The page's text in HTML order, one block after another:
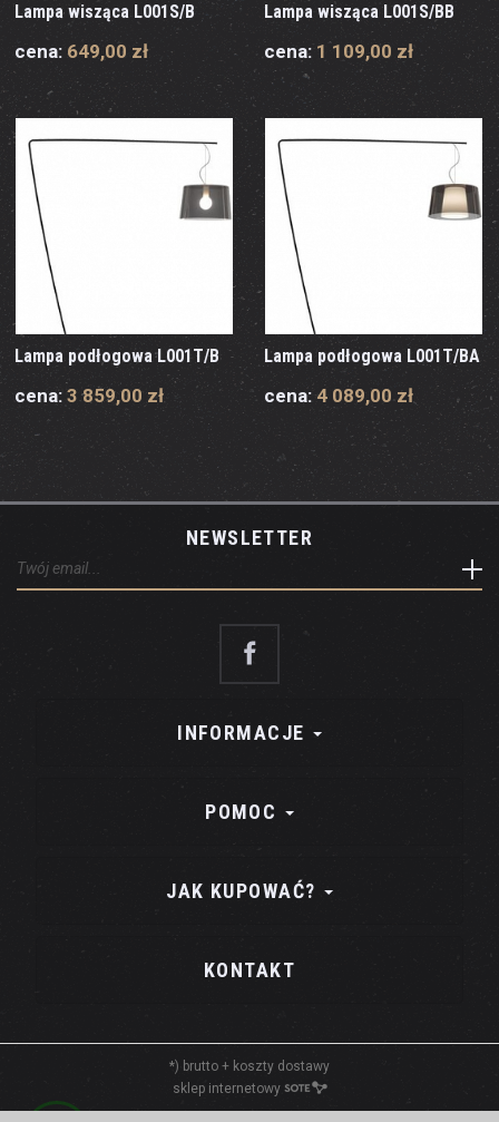
Lampa wisząca L001S/B
cena: 649,00 zł
Lampa wisząca L001S/BB
cena: 1 109,00 zł
Lampa podłogowa L001T/B
cena: 3 859,00 zł
Lampa podłogowa L001T/BA
cena: 4 089,00 zł
NEWSLETTER
INFORMACJE
POMOC
JAK KUPOWAĆ?
KONTAKT
*) brutto + koszty dostawy
sklep internetowy